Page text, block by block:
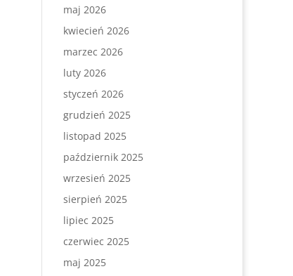
maj 2026
kwiecień 2026
marzec 2026
luty 2026
styczeń 2026
grudzień 2025
listopad 2025
październik 2025
wrzesień 2025
sierpień 2025
lipiec 2025
czerwiec 2025
maj 2025